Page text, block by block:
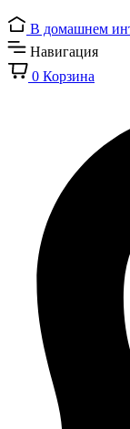
В домашнем
Навигация
0 Корзина